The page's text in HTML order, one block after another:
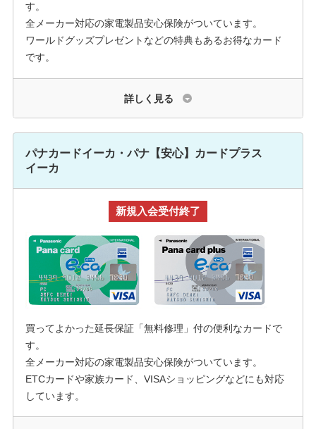
す。
全メーカー対応の家電製品安心保険がついています。
ワールドグッズプレゼントなどの特典もあるお得なカード
です。
詳しく見る
パナカードイーカ・パナ【安心】カードプラス
イーカ
新規入会受付終了
買ってよかった延長保証「無料修理」付の便利なカードで
す。
全メーカー対応の家電製品安心保険がついています。
ETCカードや家族カード、VISAショッピングなどにも対応
しています。